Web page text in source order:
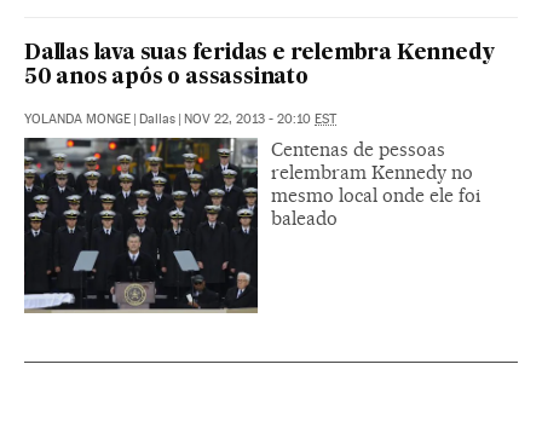
Dallas lava suas feridas e relembra Kennedy
50 anos após o assassinato
YOLANDA MONGE | Dallas | NOV 22, 2013 - 20:10 EST
Centenas de pessoas
relembram Kennedy no
mesmo local onde ele foi
baleado